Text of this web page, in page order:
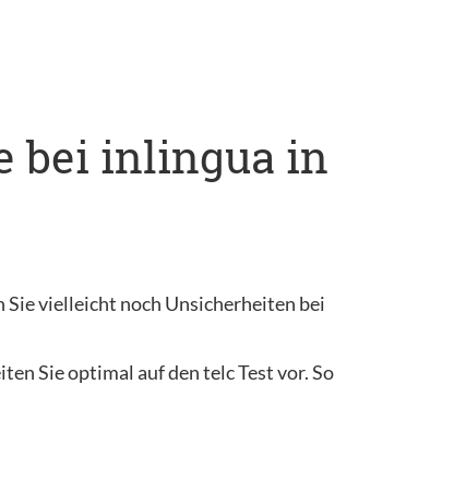
bei inlingua in
Sie vielleicht noch Unsicherheiten bei
Sie optimal auf den telc Test vor. So